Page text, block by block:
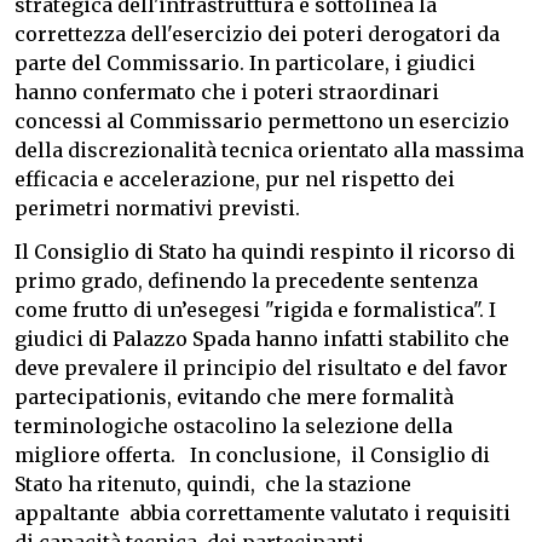
strategica dell'infrastruttura e sottolinea la
correttezza dell'esercizio dei poteri derogatori da
parte del Commissario. In particolare, i giudici
hanno confermato che i poteri straordinari
concessi al Commissario permettono un esercizio
della discrezionalità tecnica orientato alla massima
efficacia e accelerazione, pur nel rispetto dei
perimetri normativi previsti.
Il Consiglio di Stato ha quindi respinto il ricorso di
primo grado, definendo la precedente sentenza
come frutto di un’esegesi "rigida e formalistica". I
giudici di Palazzo Spada hanno infatti stabilito che
deve prevalere il principio del risultato e del favor
partecipationis, evitando che mere formalità
terminologiche ostacolino la selezione della
migliore offerta. In conclusione, il Consiglio di
Stato ha ritenuto, quindi, che la stazione
appaltante abbia correttamente valutato i requisiti